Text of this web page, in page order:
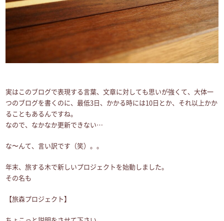
実はこのブログで表現する言葉、文章に対しても思いが強くて、大体一
つのブログを書くのに、最低3日、かかる時には10日とか、それ以上かか
ることもあるんですね。
なので、なかなか更新できない…
な〜んて、言い訳です（笑）。。
年末、旅する木で新しいプロジェクトを始動しました。
その名も
【旅森プロジェクト】